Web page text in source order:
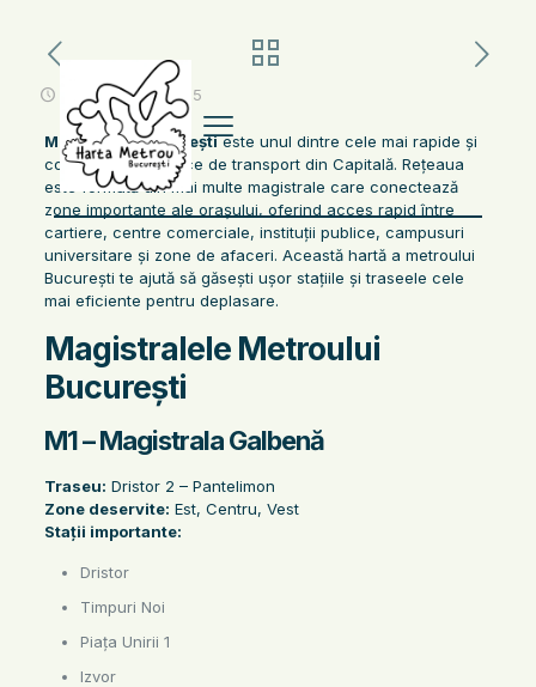
noiembrie 12, 2025
Metroul din Bucureștieste unul dintre cele mai rapide și
convenabile mijloace de transport din Capitală. Rețeaua
este formată din mai multe magistrale care conectează
zone importante ale orașului, oferind acces rapid între
cartiere, centre comerciale, instituții publice, campusuri
universitare și zone de afaceri. Această hartă a metroului
București te ajută să găsești ușor stațiile și traseele cele
mai eficiente pentru deplasare.
Magistralele Metroului
București
M1 – Magistrala Galbenă
Traseu: Dristor 2 – Pantelimon
Zone deservite: Est, Centru, Vest
Stații importante:
Dristor
Timpuri Noi
Piața Unirii 1
Izvor